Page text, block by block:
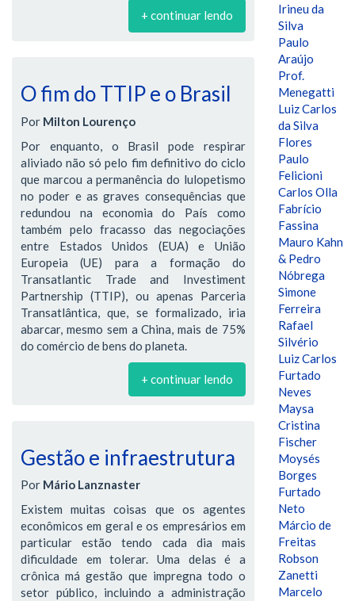
+ continuar lendo
O fim do TTIP e o Brasil
Por Milton Lourenço
Por enquanto, o Brasil pode respirar
aliviado não só pelo fim definitivo do ciclo
que marcou a permanência do lulopetismo
no poder e as graves consequências que
redundou na economia do País como
também pelo fracasso das negociações
entre Estados Unidos (EUA) e União
Europeia (UE) para a formação do
Transatlantic Trade and Investiment
Partnership (TTIP), ou apenas Parceria
Transatlântica, que, se formalizado, iria
abarcar, mesmo sem a China, mais de 75%
do comércio de bens do planeta.
+ continuar lendo
Gestão e infraestrutura
Por Mário Lanznaster
Existem muitas coisas que os agentes
econômicos em geral e os empresários em
particular estão tendo cada dia mais
dificuldade em tolerar. Uma delas é a
crônica má gestão que impregna todo o
setor público, incluindo a administração
Irineu da
Silva
Paulo
Araújo
Prof.
Menegatti
Luiz Carlos
da Silva
Flores
Paulo
Felicioni
Carlos Olla
Fabrício
Fassina
Mauro Kahn
& Pedro
Nóbrega
Simone
Ferreira
Rafael
Silvério
Luiz Carlos
Furtado
Neves
Maysa
Cristina
Fischer
Moysés
Borges
Furtado
Neto
Márcio de
Freitas
Robson
Zanetti
Marcelo